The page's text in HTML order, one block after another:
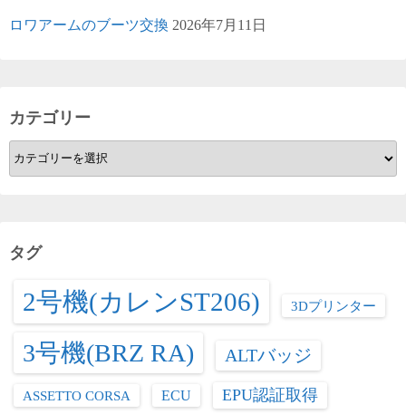
ロワアームのブーツ交換 2026年7月11日
カテゴリー
カ
テ
ー
タグ
2号機(カレンST206) 3Dプリンター
3号機(BRZ RA) ALTバッジ
ASSETTO CORSA ECU EPU認証取得